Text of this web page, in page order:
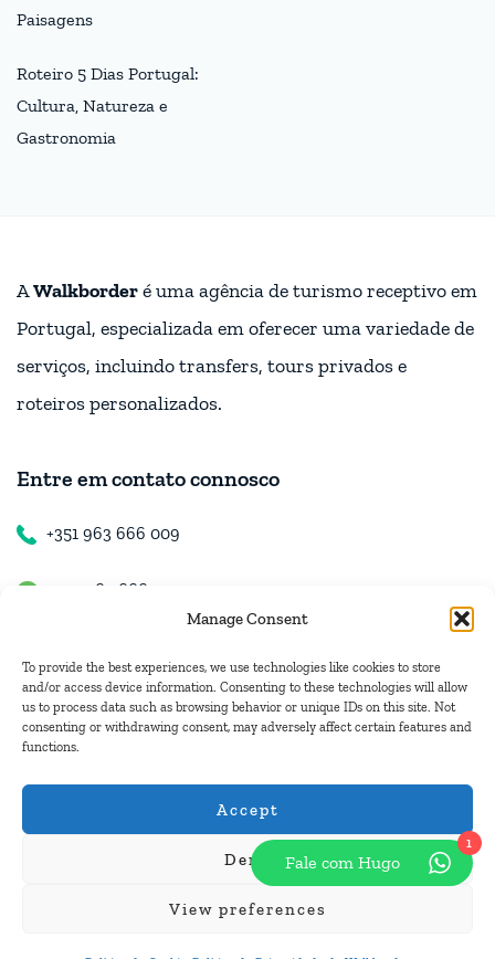
Manage Consent
To provide the best experiences, we use technologies like cookies to store
and/or access device information. Consenting to these technologies will allow
us to process data such as browsing behavior or unique IDs on this site. Not
consenting or withdrawing consent, may adversely affect certain features and
functions.
Accept
Deny
View preferences
Paisagens
Roteiro 5 Dias Portugal:
Cultura, Natureza e
Gastronomia
AWalkborderé uma agência de turismo receptivo em
Portugal, especializada em oferecer uma variedade de
serviços, incluindo transfers, tours privados e
roteiros personalizados.
Entre em contato connosco
+351 963 666 009
+351 963 666 009
Contacte-nos
1
Fale com Hugo